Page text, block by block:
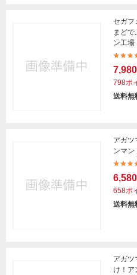
セガ
まど
ン工場
798ポ
送料無
アガ
ンマン
658ポ
送料無
アガ
け！ア